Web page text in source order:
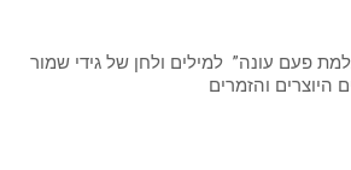
פעם עונה” למילים ולחן של גידי שמור
היוצרים והזמרים